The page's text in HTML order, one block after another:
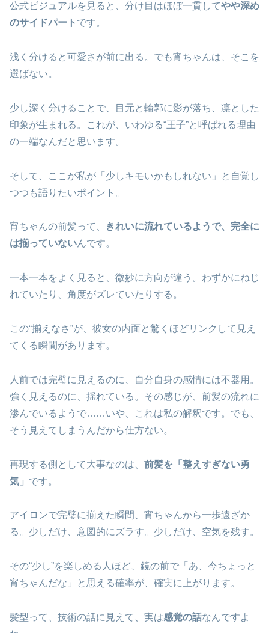
公式ビジュアルを見ると、分け目はほぼ一貫してやや深め
のサイドパート です。
浅く分けると可愛さが前に出る。でも宵ちゃんは、そこを
選ばない。
少し深く分けることで、目元と輪郭に影が落ち、凛とした
印象が生まれる。これが、いわゆる“王子”と呼ばれる理由
の一端なんだと思います。
そして、ここが私が「少しキモいかもしれない」と自覚し
つつも語りたいポイント。
宵ちゃんの前髪って、
きれいに流れているようで、完全に
は揃っていないんです。
一本一本をよく見ると、微妙に方向が違う。わずかにねじ
れていたり、角度がズレていたりする。
この“揃えなさ”が、彼女の内面と驚くほどリンクして見え
てくる瞬間があります。
人前では完璧に見えるのに、自分自身の感情には不器用。
強く見えるのに、揺れている。その感じが、前髪の流れに
滲んでいるようで……いや、これは私の解釈です。でも、
そう見えてしまうんだから仕方ない。
再現する側として大事なのは、 前髪を「整えすぎない勇
気」 です。
アイロンで完璧に揃えた瞬間、宵ちゃんから一歩遠ざか
る。少しだけ、意図的にズラす。少しだけ、空気を残す。
その“少し”を楽しめる人ほど、鏡の前で「あ、今ちょっと
宵ちゃんだな」と思える確率が、確実に上がります。
髪型って、技術の話に見えて、実は感覚の話なんですよ